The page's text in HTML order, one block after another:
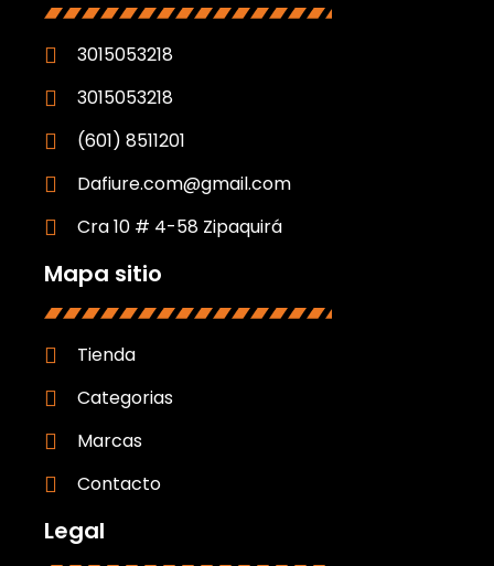
3015053218
3015053218
(601) 8511201
Dafiure.com@gmail.com
Cra 10 # 4-58 Zipaquirá
Mapa sitio
Tienda
Categorias
Marcas
Contacto
Legal